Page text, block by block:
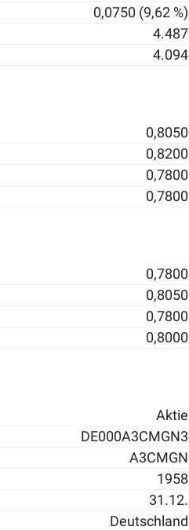
0,0750 (9,62 %)
4.487
4.094
0,8050
0,8200
0,7800
0,7800
0,7800
0,8050
0,7800
0,8000
Aktie
DE000A3CMGN3
A3CMGN
1958
31.12.
Deutschland